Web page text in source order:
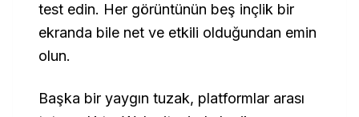
test edin. Her görüntünün beş inçlik bir
ekranda bile net ve etkili olduğundan emin
olun.
Başka bir yaygın tuzak, platformlar arası